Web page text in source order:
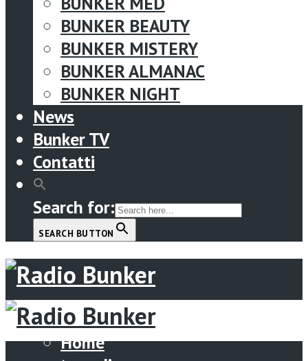
BUNKER BEAUTY
BUNKER MISTERY
BUNKER ALMANAC
BUNKER NIGHT
News
Bunker TV
Contatti
Search for:
SEARCH BUTTON
Menu
Home